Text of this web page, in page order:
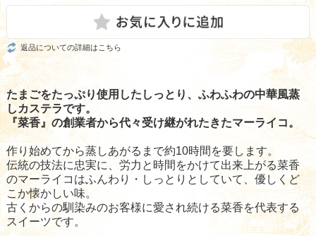
返品についての詳細はこちら
たまごをたっぷり使用したしっとり、ふわふわの中華風蒸
しカステラです。
『菜香』の創業者から代々受け継がれたきたマーライコ。
作り始めてから蒸しあがるまで約10時間を要します。
伝統の技法に忠実に、労力と時間をかけて出来上がる菜香
のマーライコはふんわり・しっとりとしていて、優しくど
こか懐かしい味。
古くからの馴染みのお客様に愛され続ける菜香を代表する
スイーツです。